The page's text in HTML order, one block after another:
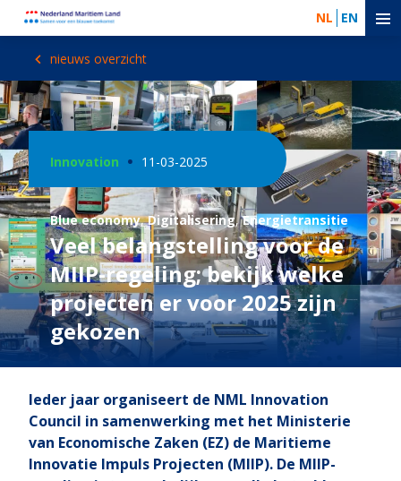
NL EN
nieuws overzicht
Innovation 11-03-2025
Blue economy,Digitalisering,Energietransitie
Veel belangstelling voor de
MIIP-regeling; bekijk welke
projecten er voor 2025 zijn
gekozen
Ieder jaar organiseert de NML Innovation
Council in samenwerking met het Ministerie
van Economische Zaken (EZ) de Maritieme
Innovatie Impuls Projecten (MIIP). De MIIP-